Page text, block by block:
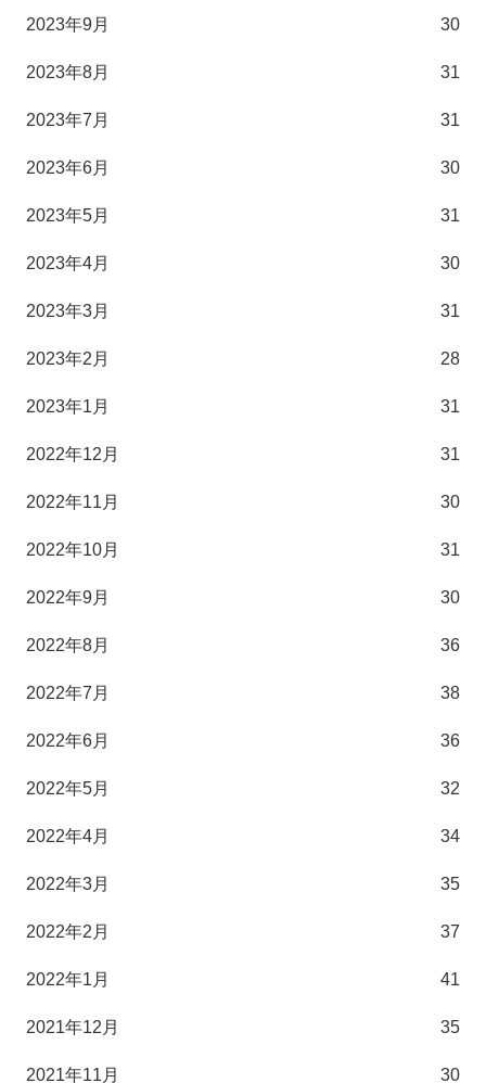
2023年9月 30
2023年8月 31
2023年7月 31
2023年6月 30
2023年5月 31
2023年4月 30
2023年3月 31
2023年2月 28
2023年1月 31
2022年12月 31
2022年11月 30
2022年10月 31
2022年9月 30
2022年8月 36
2022年7月 38
2022年6月 36
2022年5月 32
2022年4月 34
2022年3月 35
2022年2月 37
2022年1月 41
2021年12月 35
2021年11月 30